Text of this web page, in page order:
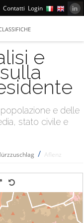
Contatti Login
e
e delle
stato civile e
/ Aflenz